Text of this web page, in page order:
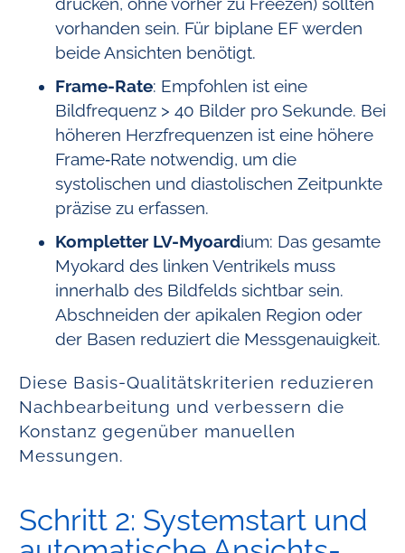
drücken, ohne vorher zu Freezen) sollten
vorhanden sein. Für biplane EF werden
beide Ansichten benötigt.
Frame-Rate: Empfohlen ist eine
Bildfrequenz > 40 Bilder pro Sekunde. Bei
höheren Herzfrequenzen ist eine höhere
Frame‑Rate notwendig, um die
systolischen und diastolischen Zeitpunkte
präzise zu erfassen.
Kompletter LV-Myoardium: Das gesamte
Myokard des linken Ventrikels muss
innerhalb des Bildfelds sichtbar sein.
Abschneiden der apikalen Region oder
der Basen reduziert die Messgenauigkeit.
Diese Basis-Qualitätskriterien reduzieren
Nachbearbeitung und verbessern die
Konstanz gegenüber manuellen
Messungen.
Schritt 2: Systemstart und